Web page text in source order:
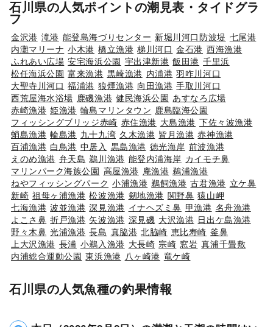
石川県の人気ポイントの潮見表・タイドグラ
フ
金沢港 滝港 能登島海づりセンター 新堀川河口防波堤 七尾港
内灘マリーナ 小木港 橋立漁港 梯川河口 金石港 西海漁港
ふれあい広場 安宅海浜公園 宇出津新港 飯田港 千里浜
松任海浜公園 富来漁港 黒崎漁港 内浦港 羽咋川河口
大聖寺川河口 福浦港 狼煙漁港 向田漁港 手取川河口
西荒屋海水浴場 鹿磯漁港 健民海浜公園 あすなろ広場
赤崎漁港 姫漁港 輪島マリンタウン 鹿島臨海公園
フィッシングブリッジ赤崎 赤住漁港 大島漁港 下佐々波漁港
蛸島漁港 輪島港 九十九湾 久木漁港 皆月漁港 赤神漁港
百浦漁港 白鳥港 中居入 黒島漁港 徳光海岸 前波漁港
えのめ漁港 弁天島 鵜川漁港 能登内浦海岸 カイモチ鼻
マリンパーク海族公園 高屋漁港 庵漁港 鵜浦漁港
ねやフィッシングパーク 小浦漁港 鵜飼漁港 古君漁港 立ケ鼻
新崎 祖母ヶ浦漁港 松波漁港 剱地漁港 関野鼻 猿山岬
七海漁港 波並漁港 深見漁港 イナヘズミ鼻 甲漁港 名舟漁港
よこさ鼻 折戸漁港 矢波漁港 深見磯 大沢漁港 日出ケ島漁港
野々木鼻 光浦漁港 長島 真脇港 北脇崎 恵比寿崎 釜鼻
上大沢漁港 長浦 小鵜入漁港 大長崎 宗崎 窓岩 真浦千畳敷
内浦総合運動公園 東浜漁港 八ヶ崎港 竜ケ崎
石川県の人気魚種の釣果情報